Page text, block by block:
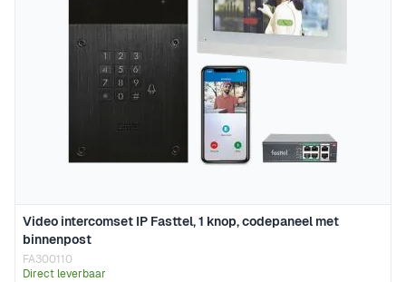
Video intercomset IP Fasttel, 1 knop, codepaneel met
binnenpost
FA300110
Direct leverbaar